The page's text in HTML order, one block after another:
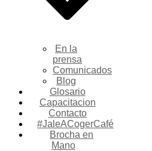
En la
prensa
Comunicados
Blog
Glosario
Capacitacion
Contacto
#JaleACogerCafé
Brocha en
Mano